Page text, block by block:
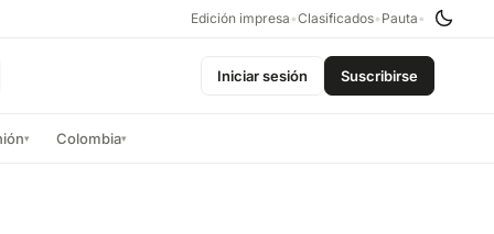
Edición impresa •Clasificados• Pauta •
Iniciar sesión Suscribirse
▾ Colombia▾